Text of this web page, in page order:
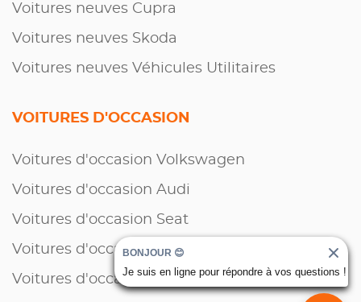
Voitures neuves Cupra
Voitures neuves Skoda
Voitures neuves Véhicules Utilitaires
VOITURES D'OCCASION
Voitures d'occasion Volkswagen
Voitures d'occasion Audi
Voitures d'occasion Seat
Voitures d'occasion Cupra
Voitures d'occasion Skoda
BONJOUR 😊
Je suis en ligne pour répondre à vos questions !